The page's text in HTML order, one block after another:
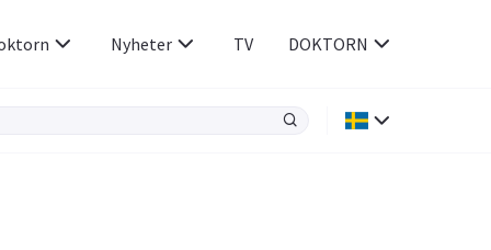
Nyheter TV DOKTORN